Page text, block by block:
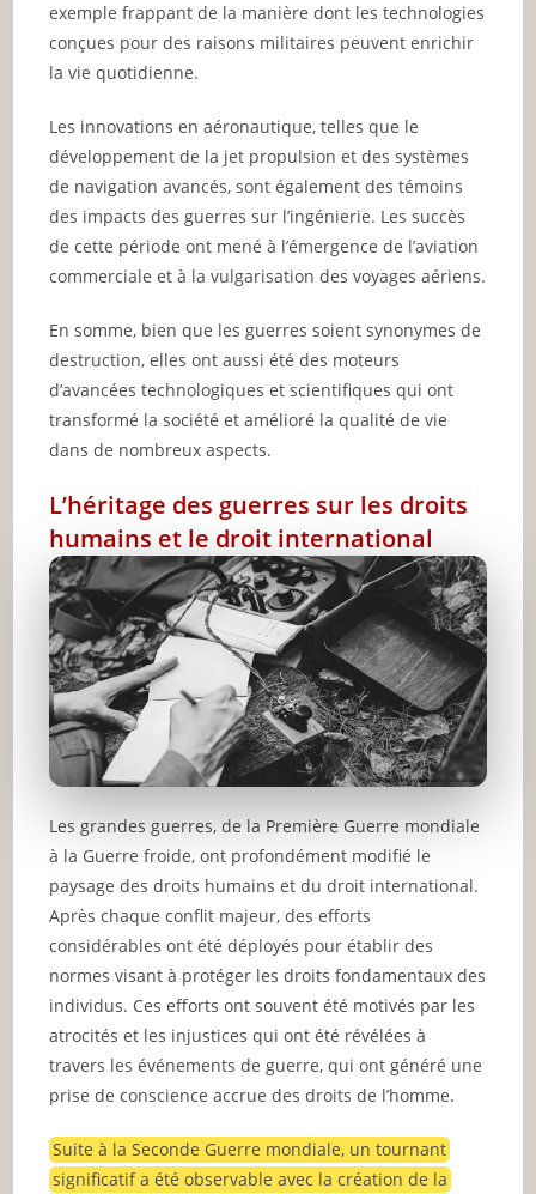
exemple frappant de la manière dont les technologies
conçues pour des raisons militaires peuvent enrichir
la vie quotidienne.
Les innovations en aéronautique, telles que le
développement de la jet propulsion et des systèmes
de navigation avancés, sont également des témoins
des impacts des guerres sur l’ingénierie. Les succès
de cette période ont mené à l’émergence de l’aviation
commerciale et à la vulgarisation des voyages aériens.
En somme, bien que les guerres soient synonymes de
destruction, elles ont aussi été des moteurs
d’avancées technologiques et scientifiques qui ont
transformé la société et amélioré la qualité de vie
dans de nombreux aspects.
L’héritage des guerres sur les droits
humains et le droit international
Les grandes guerres, de la Première Guerre mondiale
à la Guerre froide, ont profondément modifié le
paysage des droits humains et du droit international.
Après chaque conflit majeur, des efforts
considérables ont été déployés pour établir des
normes visant à protéger les droits fondamentaux des
individus. Ces efforts ont souvent été motivés par les
atrocités et les injustices qui ont été révélées à
travers les événements de guerre, qui ont généré une
prise de conscience accrue des droits de l’homme.
Suite à la Seconde Guerre mondiale, un tournant
significatif a été observable avec la création de la